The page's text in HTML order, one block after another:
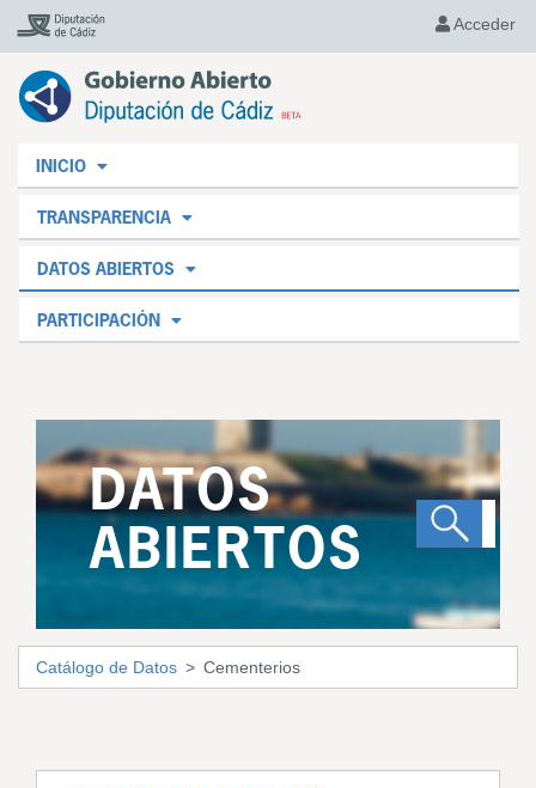
Acceder
INICIO
TRANSPARENCIA
DATOS ABIERTOS
PARTICIPACIÓN
DATOS
ABIERTOS
Catálogo de Datos Cementerios